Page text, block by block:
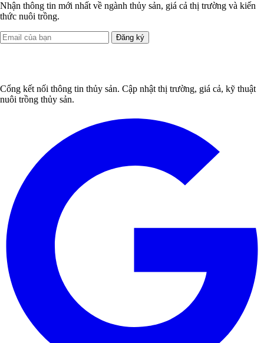
Nhận thông tin mới nhất về ngành thủy sản, giá cả thị trường và kiến
thức nuôi trồng.
Đăng ký
Cổng kết nối thông tin thủy sản. Cập nhật thị trường, giá cả, kỹ thuật
nuôi trồng thủy sản.